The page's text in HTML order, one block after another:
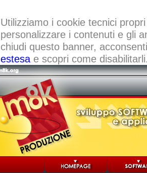
Utilizziamo i cookie tecnici
personalizzare i contenuti e gli
chiudi questo banner,
estesae scopri come